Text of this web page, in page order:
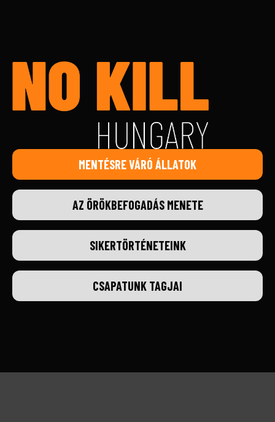
MENTÉSRE VÁRÓ ÁLLATOK
AZ ÖRÖKBEFOGADÁS MENETE
SIKERTÖRTÉNETEINK
CSAPATUNK TAGJAI